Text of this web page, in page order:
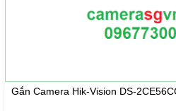
Gắn Camera Hik-Vision DS-